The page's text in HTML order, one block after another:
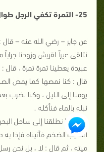
25- التمرة تكفي الرجل طوال اليوم
عن جابر – رضي الله عنه – قال :
نتلقى عيراً لقريش وزودنا
عبيدة يعطينا تمرة تمرة ،
قال : كنا نمصها كما يمص
يومنا إلى الليل ، وكنا نضرب
نبله بالماء فنأكله .
قال : فا نطلقنا إلى ساحل
الكثيب الضخم فأتيناه فإذا به
ميته ، ثم قال : لا ، بل نحن